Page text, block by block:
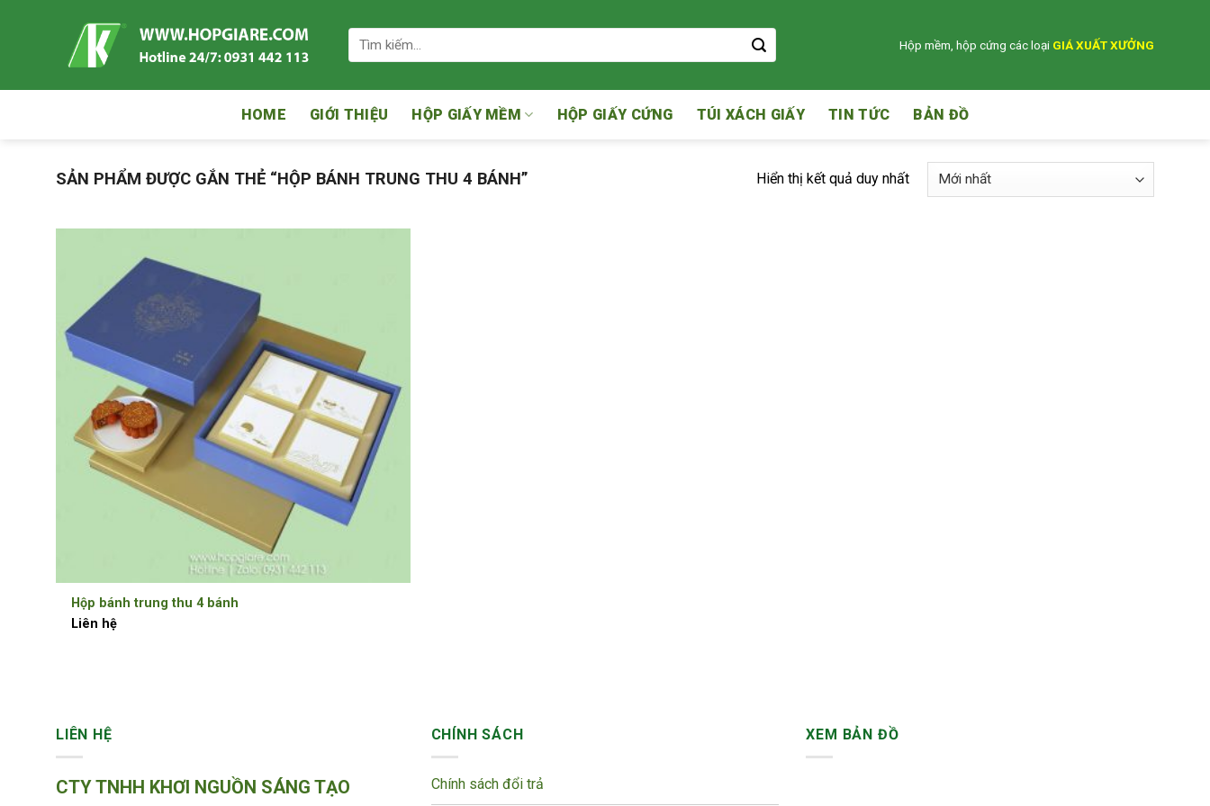
kiếm:
Hộp mềm, hộp cứng các loại GIÁ XUẤT XƯỞNG
HOME GIỚI THIỆU HỘP GIẤY MỀM HỘP GIẤY CỨNG TÚI XÁCH GIẤY TIN TỨC BẢN ĐỒ
SẢN PHẨM ĐƯỢC GẮN THẺ “HỘP BÁNH TRUNG THU 4 BÁNH” Hiển thị kết quả duy nhất
Hộp bánh trung thu 4 bánh
Liên hệ
LIÊN HỆ
CTY TNHH KHƠI NGUỒN SÁNG TẠO
CHÍNH SÁCH
Chính sách đổi trả
XEM BẢN ĐỒ